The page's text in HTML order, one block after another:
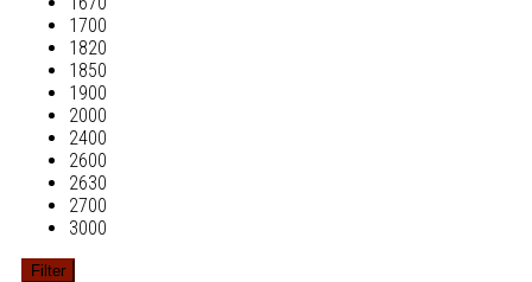
1700
1820
1850
1900
2000
2400
2600
2630
2700
3000
Filter